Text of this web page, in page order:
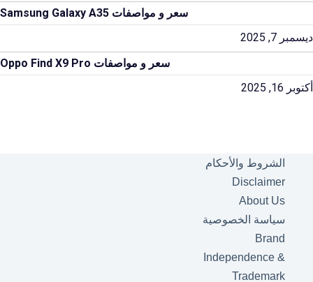
سعر و مواصفات Samsung Galaxy A35
ديسمبر 7, 2025
سعر و مواصفات Oppo Find X9 Pro
أكتوبر 16, 2025
الشروط والأحكام
Disclaimer
About Us
سياسة الخصوصية
Brand
Independence &
Trademark